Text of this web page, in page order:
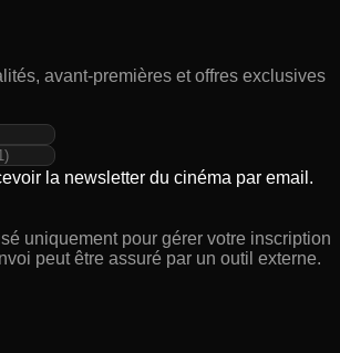
avant-premières et offres exclusives
la newsletter du cinéma par email.
uniquement pour gérer votre inscription
peut être assuré par un outil externe.